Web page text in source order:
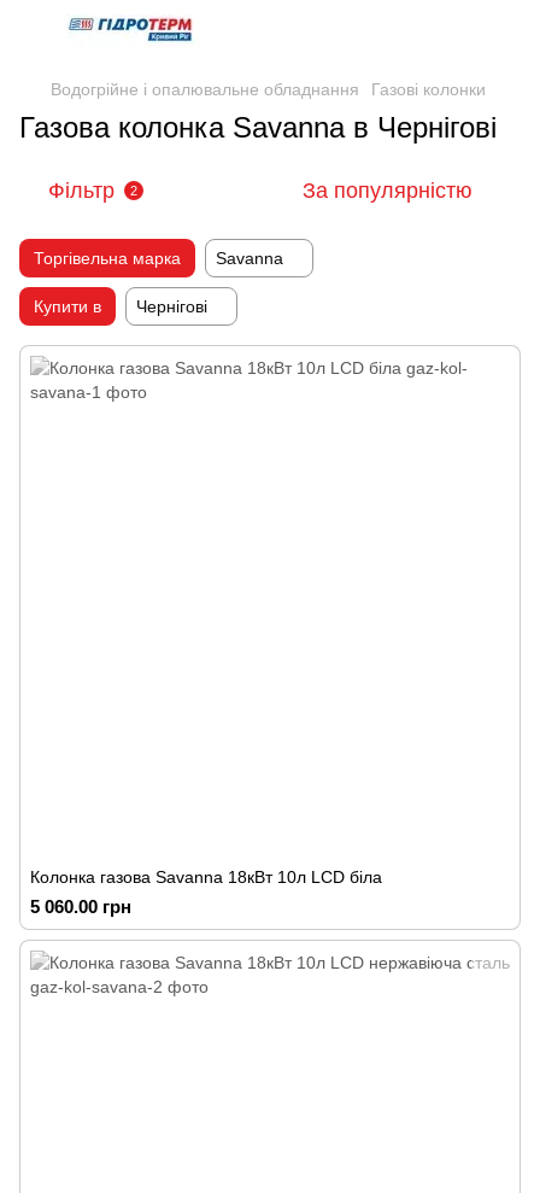
Водогрійне і опалювальне обладнання Газові колонки
Газова колонка Savanna в Чернігові
Фільтр 2 За популярністю
Торгівельна марка Savanna
Купити в Чернігові
Колонка газова Savanna 18кВт 10л LCD біла
5 060.00 грн